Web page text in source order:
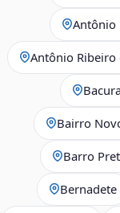
Antônio
Antônio Ribeiro
Bairro
Barro
Bernadete